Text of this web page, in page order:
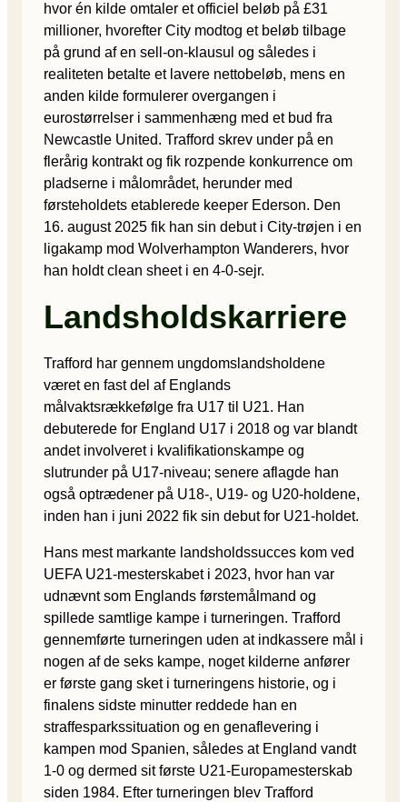
hvor én kilde omtaler et officiel beløb på £31
millioner, hvorefter City modtog et beløb tilbage
på grund af en sell-on-klausul og således i
realiteten betalte et lavere nettobeløb, mens en
anden kilde formulerer overgangen i
eurostørrelser i sammenhæng med et bud fra
Newcastle United. Trafford skrev under på en
flerårig kontrakt og fik rozpende konkurrence om
pladserne i målområdet, herunder med
førsteholdets etablerede keeper Ederson. Den
16. august 2025 fik han sin debut i City-trøjen i en
ligakamp mod Wolverhampton Wanderers, hvor
han holdt clean sheet i en 4-0-sejr.
Landsholdskarriere
Trafford har gennem ungdomslandsholdene
været en fast del af Englands
målvaktsrækkefølge fra U17 til U21. Han
debuterede for England U17 i 2018 og var blandt
andet involveret i kvalifikationskampe og
slutrunder på U17-niveau; senere aflagde han
også optrædener på U18-, U19- og U20-holdene,
inden han i juni 2022 fik sin debut for U21-holdet.
Hans mest markante landsholdssucces kom ved
UEFA U21-mesterskabet i 2023, hvor han var
udnævnt som Englands førstemålmand og
spillede samtlige kampe i turneringen. Trafford
gennemførte turneringen uden at indkassere mål i
nogen af de seks kampe, noget kilderne anfører
er første gang sket i turneringens historie, og i
finalens sidste minutter reddede han en
straffesparkssituation og en genaflevering i
kampen mod Spanien, således at England vandt
1-0 og dermed sit første U21-Europamesterskab
siden 1984. Efter turneringen blev Trafford